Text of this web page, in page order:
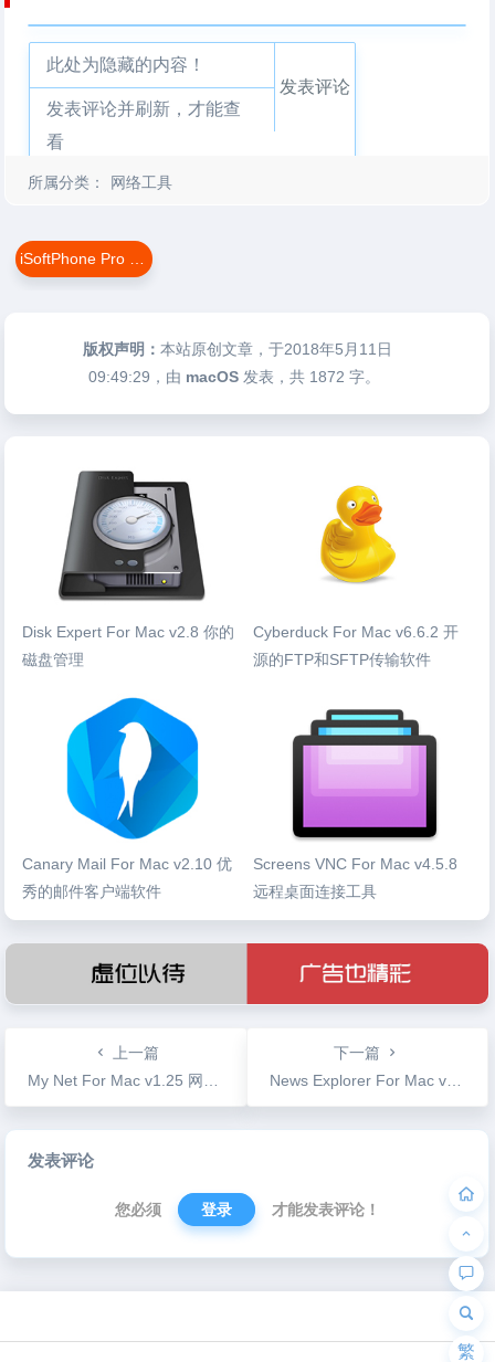
此处为隐藏的内容！
发表评论并刷新，才能查
看
发表评论
所属分类： 网络工具
版权声明：本站原创文章，于2018年5月11日
09:49:29 ，由 macOS 发表，共 1872 字。
Disk Expert For Mac v2.8 你的
磁盘管理
Cyberduck For Mac v6.6.2 开
源的FTP和SFTP传输软件
Canary Mail For Mac v2.10 优
秀的邮件客户端软件
Screens VNC For Mac v4.5.8
远程桌面连接工具
上一篇
My Net For Mac v1.25 网络连接安全扫描工具
下一篇
News Explorer For Mac v1.4.2 支持同步苹果设备的新闻客户端
发表评论
您必须 登录 才能发表评论！
繁